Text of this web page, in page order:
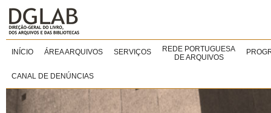
INÍCIO ÁREA ARQUIVOS SERVIÇOS
REDE PORTUGUESA
DE ARQUIVOS
CANAL DE DENÚNCIAS